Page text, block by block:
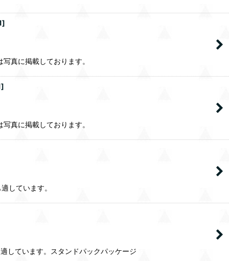
]
真に掲載しております。
]
真に掲載しております。
しています。
しています。スタンドパックパッケージ